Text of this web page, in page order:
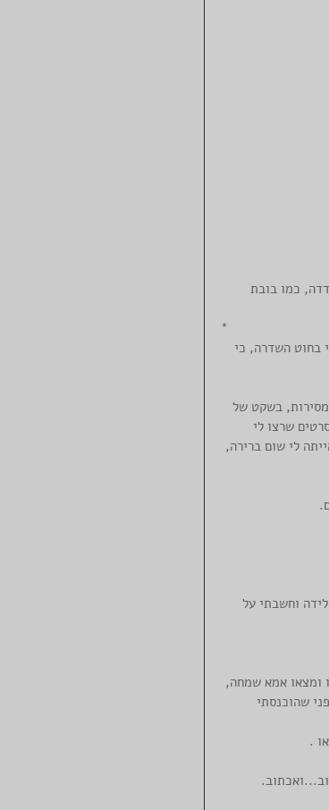
כמו בובת
*
בחוט השדרה, כי
בשקט של
שרצו לי
לי שום ברירה,
וחשבתי על
ומצאו אמא שמחה,
שהוכנסתי